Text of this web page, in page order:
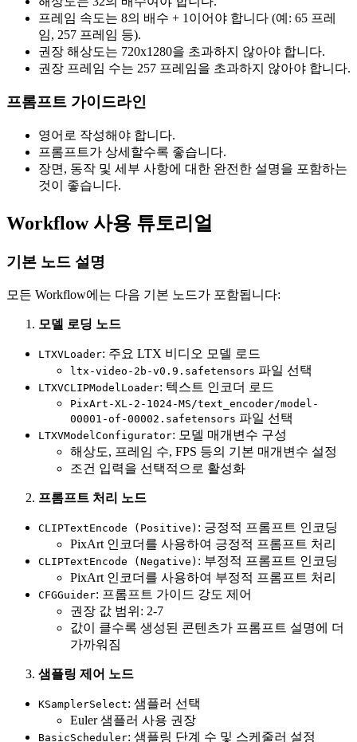
프레임 속도는 8의 배수 + 1이어야 합니다 (예: 65 프레
임, 257 프레임 등).
권장 해상도는 720x1280을 초과하지 않아야 합니다.
권장 프레임 수는 257 프레임을 초과하지 않아야 합니다.
프롬프트 가이드라인
영어로 작성해야 합니다.
프롬프트가 상세할수록 좋습니다.
장면, 동작 및 세부 사항에 대한 완전한 설명을 포함하는
것이 좋습니다.
Workflow 사용 튜토리얼
기본 노드 설명
모든 Workflow에는 다음 기본 노드가 포함됩니다:
모델 로딩 노드
LTXVLoader: 주요 LTX 비디오 모델 로드
ltx-video-2b-v0.9.safetensors 파일 선택
LTXVCLIPModelLoader: 텍스트 인코더 로드
PixArt-XL-2-1024-MS/text_encoder/model-
00001-of-00002.safetensors 파일 선택
LTXVModelConfigurator: 모델 매개변수 구성
해상도, 프레임 수, FPS 등의 기본 매개변수 설정
조건 입력을 선택적으로 활성화
프롬프트 처리 노드
CLIPTextEncode (Positive) : 긍정적 프롬프트 인코딩
PixArt 인코더를 사용하여 긍정적 프롬프트 처리
CLIPTextEncode (Negative) : 부정적 프롬프트 인코딩
PixArt 인코더를 사용하여 부정적 프롬프트 처리
CFGGuider: 프롬프트 가이드 강도 제어
권장 값 범위: 2-7
값이 클수록 생성된 콘텐츠가 프롬프트 설명에 더
가까워짐
샘플링 제어 노드
KSamplerSelect: 샘플러 선택
Euler 샘플러 사용 권장
BasicScheduler: 샘플링 단계 수 및 스케줄러 설정